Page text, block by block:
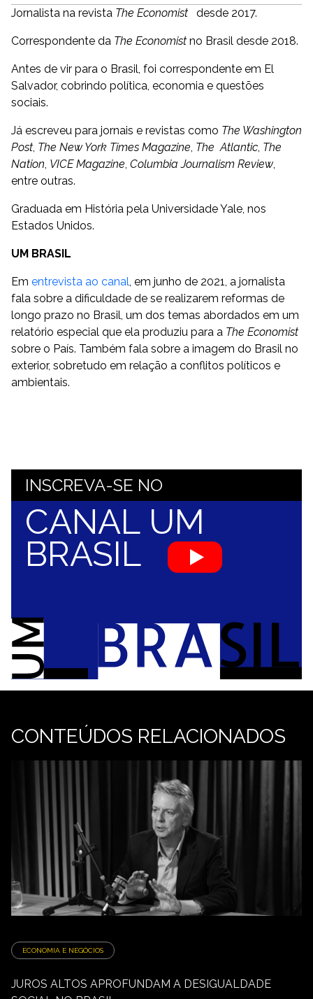
Jornalista na revista The Economist desde 2017.
Correspondente da The Economist no Brasil desde 2018.
Antes de vir para o Brasil, foi correspondente em El
Salvador, cobrindo política, economia e questões
sociais.
Já escreveu para jornais e revistas como The Washington
Post, The New York Times Magazine, The Atlantic, The
Nation, VICE Magazine, Columbia Journalism Review,
entre outras.
Graduada em História pela Universidade Yale, nos
Estados Unidos.
UM BRASIL
Em entrevista ao canal, em junho de 2021, a jornalista
fala sobre a dificuldade de se realizarem reformas de
longo prazo no Brasil, um dos temas abordados em um
relatório especial que ela produziu para a The Economist
sobre o País. Também fala sobre a imagem do Brasil no
exterior, sobretudo em relação a conflitos políticos e
ambientais.
INSCREVA-SE NO
CANAL UM
BRASIL
CONTEÚDOS RELACIONADOS
ECONOMIA E NEGÓCIOS
JUROS ALTOS APROFUNDAM A DESIGUALDADE